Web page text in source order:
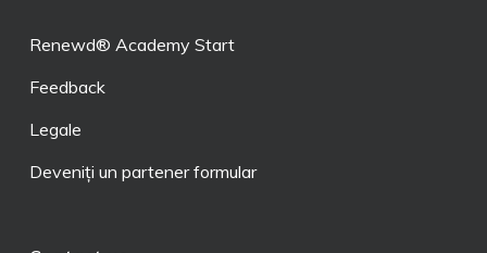
Renewd® Academy Start
Feedback
Legale
Deveniți un partener formular